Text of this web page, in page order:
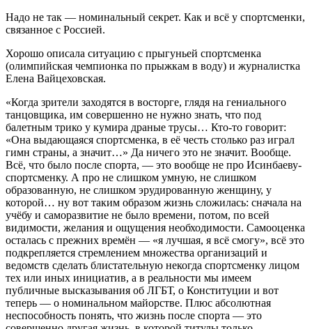
Надо не так — номинальный секрет. Как и всё у спортсменки,
связанное с Россией.
Хорошо описала ситуацию с прыгуньей спортсменка
(олимпийская чемпионка по прыжкам в воду) и журналистка
Елена Вайцеховская.
«Когда зрители заходятся в восторге, глядя на гениального
танцовщика, им совершенно не нужно знать, что под
балетным трико у кумира драные трусы… Кто-то говорит:
«Она выдающаяся спортсменка, в её честь столько раз играл
гимн страны, а значит…» Да ничего это не значит. Вообще.
Всё, что было после спорта, — это вообще не про Исинбаеву-
спортсменку. А про не слишком умную, не слишком
образованную, не слишком эрудированную женщину, у
которой… ну вот таким образом жизнь сложилась: сначала на
учёбу и саморазвитие не было времени, потом, по всей
видимости, желания и ощущения необходимости. Самооценка
осталась с прежних времён — «я лучшая, я всё смогу», всё это
подкрепляется стремлением множества организаций и
ведомств сделать блистательную некогда спортсменку лицом
тех или иных инициатив, а в реальности мы имеем
публичные высказывания об ЛГБТ, о Конституции и вот
теперь — о номинальном майорстве. Плюс абсолютная
неспособность понять, что жизнь после спорта — это